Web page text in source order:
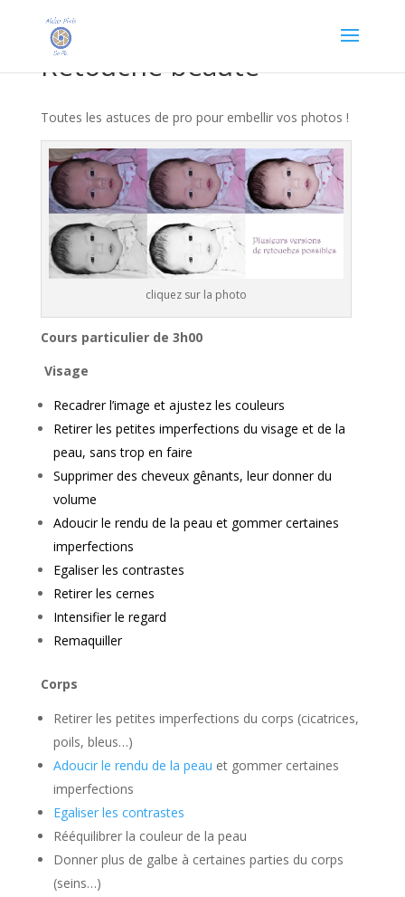
Retouche beauté
Toutes les astuces de pro pour embellir vos photos !
cliquez sur la photo
Cours particulier de 3h00
Visage
Recadrer l’image et ajustez les couleurs
Retirer les petites imperfections du visage et de la
peau, sans trop en faire
Supprimer des cheveux gênants, leur donner du
volume
Adoucir le rendu de la peau et gommer certaines
imperfections
Egaliser les contrastes
Retirer les cernes
Intensifier le regard
Remaquiller
Corps
Retirer les petites imperfections du corps (cicatrices,
poils, bleus…)
Adoucir le rendu de la peau et gommer certaines
imperfections
Egaliser les contrastes
Rééquilibrer la couleur de la peau
Donner plus de galbe à certaines parties du corps
(seins…)